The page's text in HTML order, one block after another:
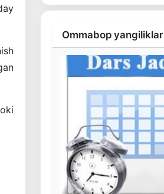
Ommabop yangiliklar